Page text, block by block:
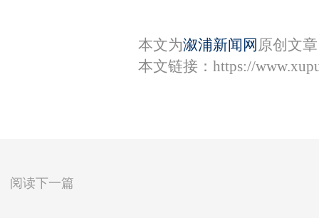
本文为溆浦新闻网 原创文
本文链接： https://
阅读下一篇